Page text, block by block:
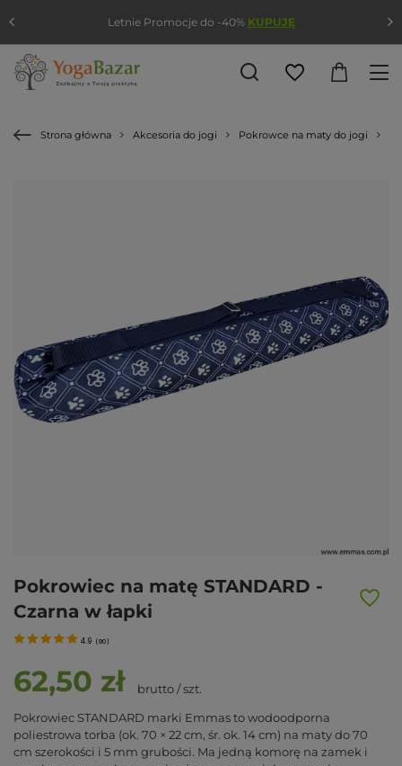
Strona główna Akcesoria do jogi Pokrowce na maty do jogi
Pokrowiec na matę STANDARD -
Czarna w łapki
4.9 (90)
62,50 zł brutto/szt.
Pokrowiec STANDARD marki Emmas to wodoodporna
poliestrowa torba (ok. 70 × 22 cm, śr. ok. 14 cm) na maty do 70
cm szerokości i 5 mm grubości. Ma jedną komorę na zamek i
Letnie Promocje do -40% KUPUJĘ